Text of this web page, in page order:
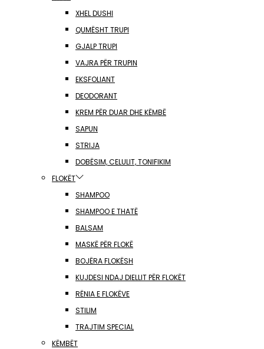
XHEL DUSHI
QUMËSHT TRUPI
GJALP TRUPI
VAJRA PËR TRUPIN
EKSFOLIANT
DEODORANT
KREM PËR DUAR DHE KËMBË
SAPUN
STRIJA
DOBËSIM, CELULIT, TONIFIKIM
FLOKËT
SHAMPOO
SHAMPOO E THATË
BALSAM
MASKË PËR FLOKË
BOJËRA FLOKËSH
KUJDESI NDAJ DIELLIT PËR FLOKËT
RËNIA E FLOKËVE
STILIM
TRAJTIM SPECIAL
KËMBËT